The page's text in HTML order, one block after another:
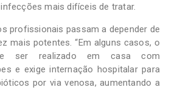
mais difíceis de tratar.
profissionais passam a depender de
mais potentes. “Em alguns casos, o
ser realizado em casa com
e exige internação hospitalar para
por via venosa, aumentando a